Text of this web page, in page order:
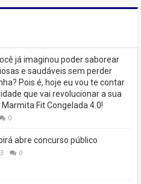
já imaginou poder saborear
e saudáveis ​​sem perder
Pois é, hoje eu vou te contar
que vai revolucionar a sua
Fit Congelada 4.0!
0
abre concurso público
0